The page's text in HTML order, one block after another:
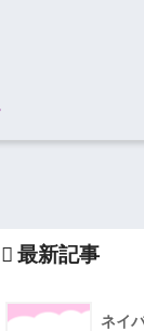
最新記事
ネイ